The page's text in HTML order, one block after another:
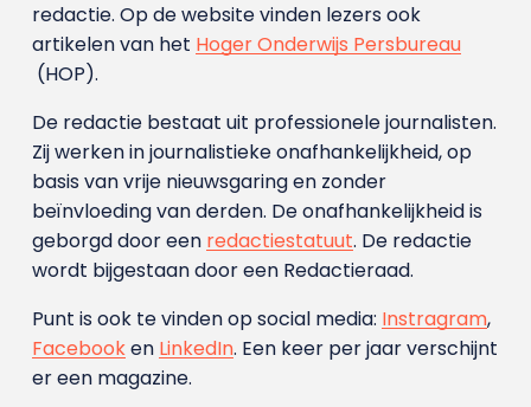
redactie. Op de website vinden lezers ook
artikelen van het Hoger Onderwijs Persbureau
(HOP).
De redactie bestaat uit professionele journalisten.
Zij werken in journalistieke onafhankelijkheid, op
basis van vrije nieuwsgaring en zonder
beïnvloeding van derden. De onafhankelijkheid is
geborgd door een redactiestatuut. De redactie
wordt bijgestaan door een Redactieraad.
Punt is ook te vinden op social media: Instragram,
Facebooken LinkedIn. Een keer per jaar verschijnt
er een magazine.